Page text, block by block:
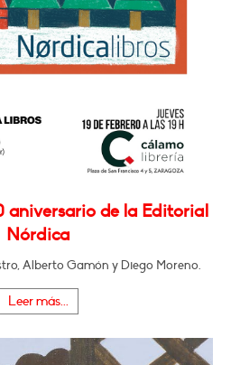
aniversario de la Editorial
Nórdica
Alberto Gamón y Diego Moreno.
Leer más...